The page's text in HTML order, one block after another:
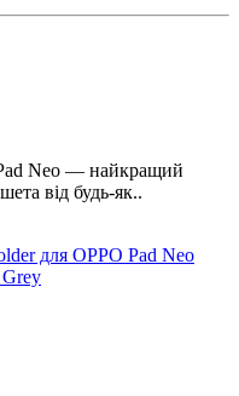
Neo — найкращий
від будь-як..